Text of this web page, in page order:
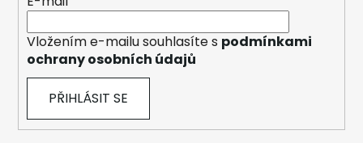
Vložením e-mailu souhlasíte s podmínkami
ochrany osobních údajů
PŘIHLÁSIT SE